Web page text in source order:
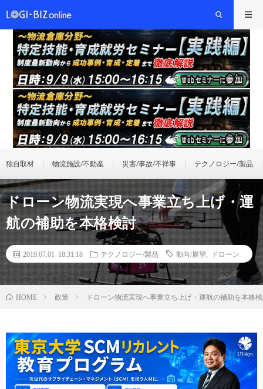
独自取材 物流施設/不動産 災害/事故/不祥事 テクノロジー/製品
ドローン物流実現へ事業立ち上げ・運
航の補助を本格検討
2019.07.01 18:31:18 テクノロジー/製品 動向/展望 ドローン
HOME 政策 ドローン物流実現へ事業立ち上げ・運航の補助を本格